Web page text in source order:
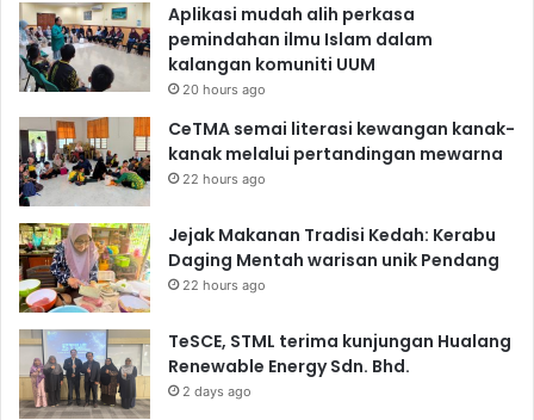
Aplikasi mudah alih perkasa
pemindahan ilmu Islam dalam
kalangan komuniti UUM
20 hours ago
CeTMA semai literasi kewangan kanak-
kanak melalui pertandingan mewarna
22 hours ago
Jejak Makanan Tradisi Kedah: Kerabu
Daging Mentah warisan unik Pendang
22 hours ago
TeSCE, STML terima kunjungan Hualang
Renewable Energy Sdn. Bhd.
2 days ago